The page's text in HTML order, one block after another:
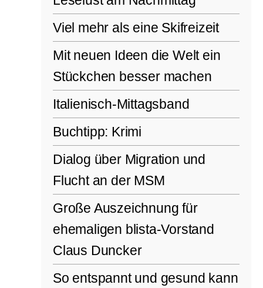
Viel mehr als eine Skifreizeit
Mit neuen Ideen die Welt ein
Stückchen besser machen
Italienisch-Mittagsband
Buchtipp: Krimi
Dialog über Migration und
Flucht an der MSM
Große Auszeichnung für
ehemaligen blista-Vorstand
Claus Duncker
So entspannt und gesund kann